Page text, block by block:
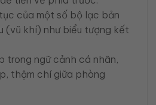
của một số bộ lạc bản
(vũ khí) như biểu tượng kết
trong ngữ cảnh cá nhân,
thậm chí giữa phòng